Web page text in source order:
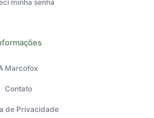
minha senha
Marcofox
Contato
de Privacidade